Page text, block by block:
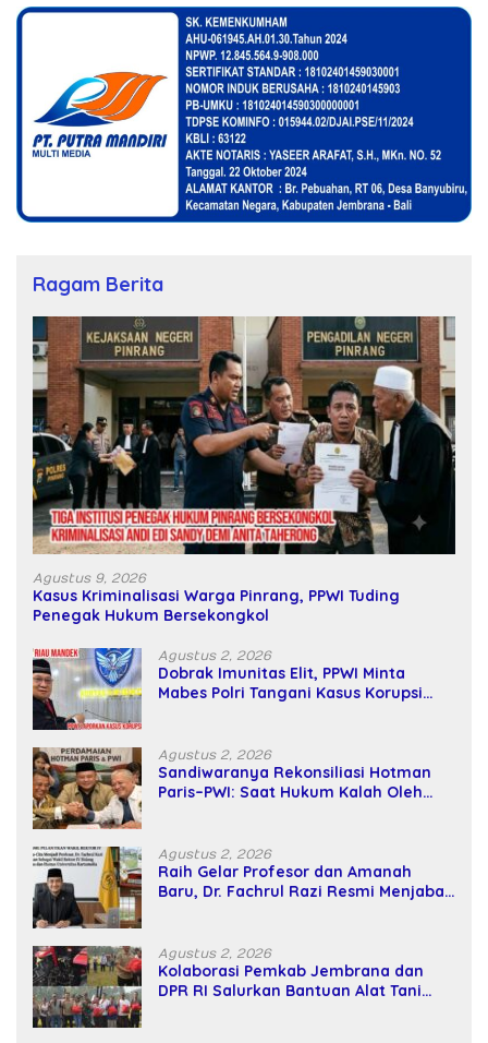
Ragam Berita
Agustus 9, 2026
Kasus Kriminalisasi Warga Pinrang, PPWI Tuding
Penegak Hukum Bersekongkol
Agustus 2, 2026
Dobrak Imunitas Elit, PPWI Minta
Mabes Polri Tangani Kasus Korupsi
Agustus 2, 2026
Sandiwaranya Rekonsiliasi Hotman
Paris–PWI: Saat Hukum Kalah Oleh
Agustus 2, 2026
Raih Gelar Profesor dan Amanah
Baru, Dr. Fachrul Razi Resmi Menjabat
Agustus 2, 2026
Kolaborasi Pemkab Jembrana dan
DPR RI Salurkan Bantuan Alat Tani